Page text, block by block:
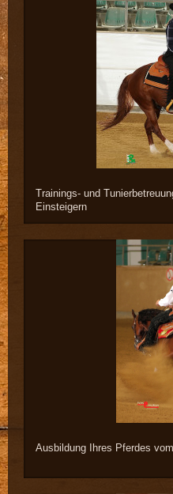
Trainings- und
Einsteigern
Ausbildung Ihres Pferdes